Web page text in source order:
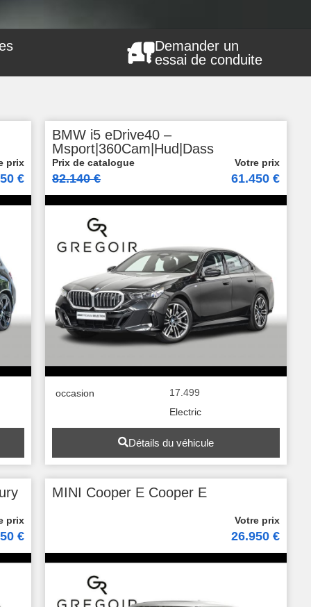
Demander un
essai de conduite
€
BMW i5 eDrive40 –
Msport|360Cam|Hud|Dass
82.140 € 61.450 €
occasion
17.499
Electric
Détails du véhicule
€
MINI Cooper E Cooper E
26.950 €